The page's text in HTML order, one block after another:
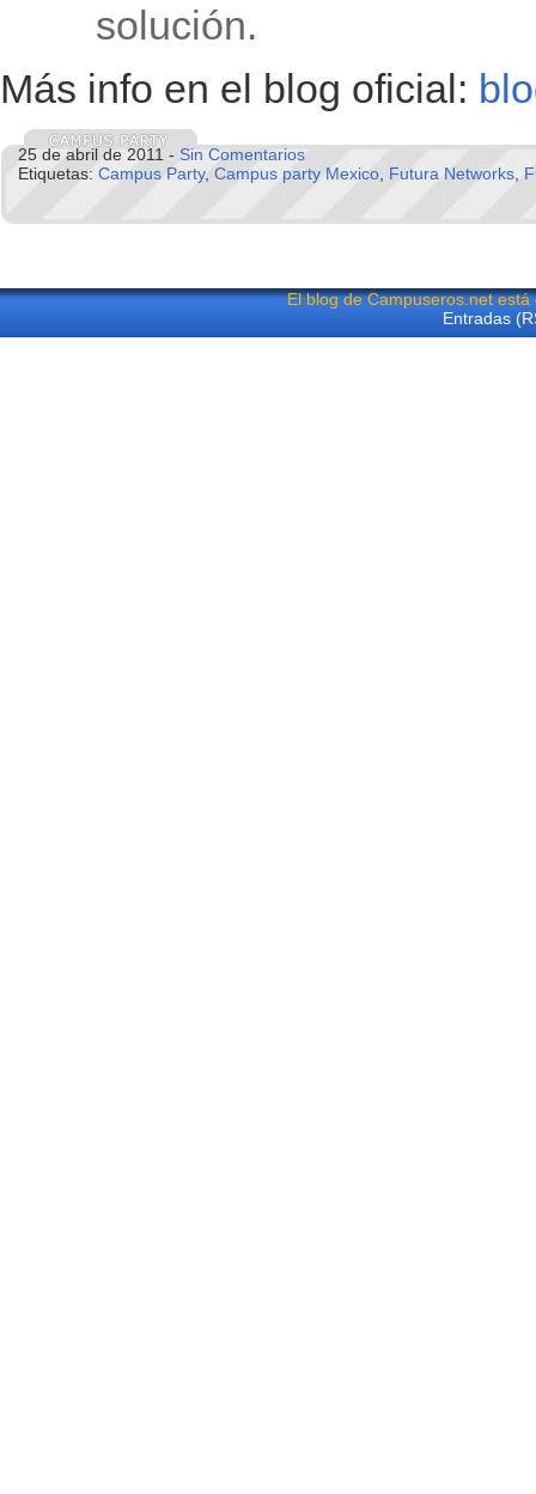
solución.
Más info en el blog oficial:
25 de abril de 2011 - Sin Comentarios
Etiquetas: Campus Party, Campus party Mexico Futura Networks
El blog de Campuseros.net
Entradas